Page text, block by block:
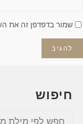
שמור בדפדפן זה את
חיפוש